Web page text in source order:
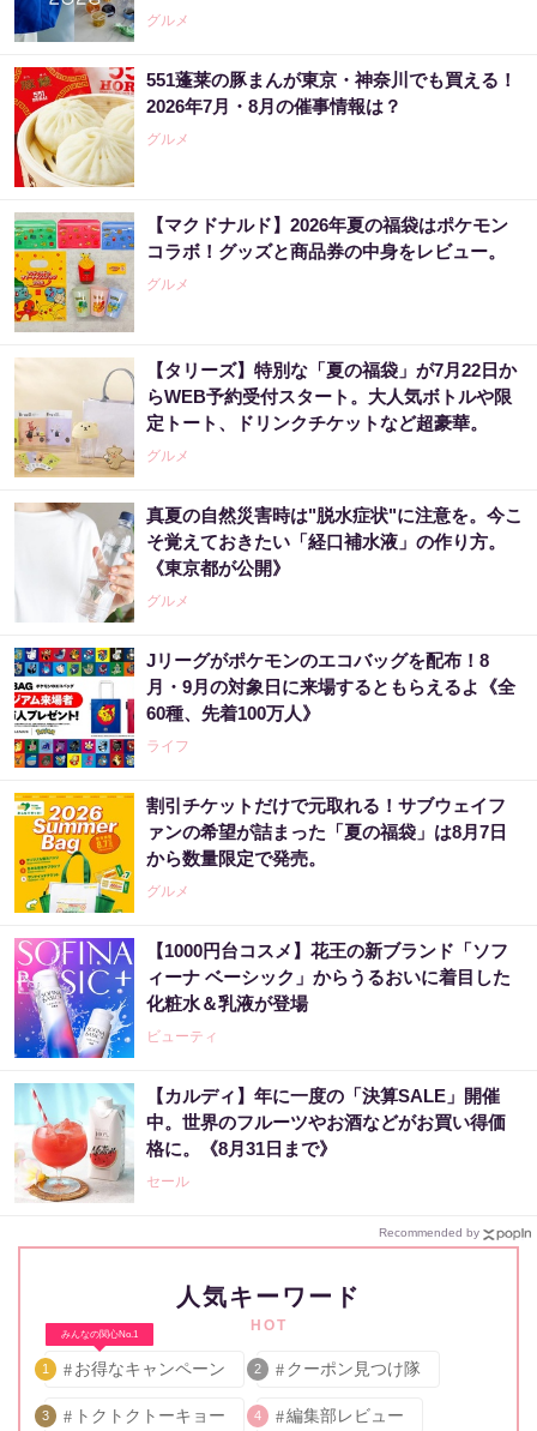
グルメ
551蓬莱の豚まんが東京・神奈川でも買える！
2026年7月・8月の催事情報は？
グルメ
【マクドナルド】2026年夏の福袋はポケモン
コラボ！グッズと商品券の中身をレビュー。
グルメ
【タリーズ】特別な「夏の福袋」が7月22日か
らWEB予約受付スタート。大人気ボトルや限
定トート、ドリンクチケットなど超豪華。
グルメ
真夏の自然災害時は"脱水症状"に注意を。今こ
そ覚えておきたい「経口補水液」の作り方。
《東京都が公開》
グルメ
Jリーグがポケモンのエコバッグを配布！8
月・9月の対象日に来場するともらえるよ《全
60種、先着100万人》
ライフ
割引チケットだけで元取れる！サブウェイフ
ァンの希望が詰まった「夏の福袋」は8月7日
から数量限定で発売。
グルメ
【1000円台コスメ】花王の新ブランド「ソフ
ィーナ ベーシック」からうるおいに着目した
化粧水＆乳液が登場
ビューティ
【カルディ】年に一度の「決算SALE」開催
中。世界のフルーツやお酒などがお買い得価
格に。《8月31日まで》
セール
Recommended by
人気キーワード
HOT
みんなの関心No.1
1 お得なキャンペーン 2 クーポン見つけ隊
3 トクトクトーキョー 4 編集部レビュー